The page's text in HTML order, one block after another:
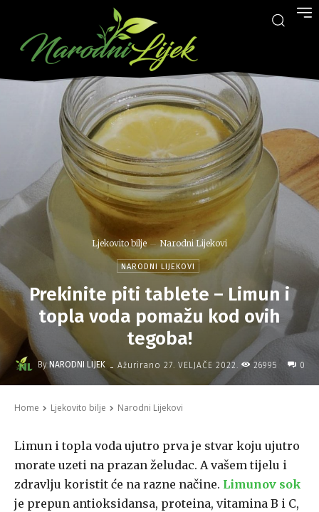
Ljekovito bilje Narodni Lijekovi
NARODNI LIJEKOVI
Prekinite piti tablete – Limun i
topla voda pomažu kod ovih
tegoba!
By NARODNI LIJEK - Ažurirano 27. VELJAČE 2022. 26995 0
Home Ljekovito bilje Narodni Lijekovi
Limun i topla voda ujutro prva je stvar koju ujutro
morate uzeti na prazan želudac. A vašem tijelu i
zdravlju koristit će na razne načine. Limunov sok
je prepun antioksidansa, proteina, vitamina B i C,